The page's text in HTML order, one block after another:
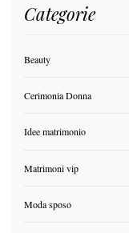
Categorie
Beauty
Cerimonia Donna
Idee matrimonio
Matrimoni vip
Moda sposo